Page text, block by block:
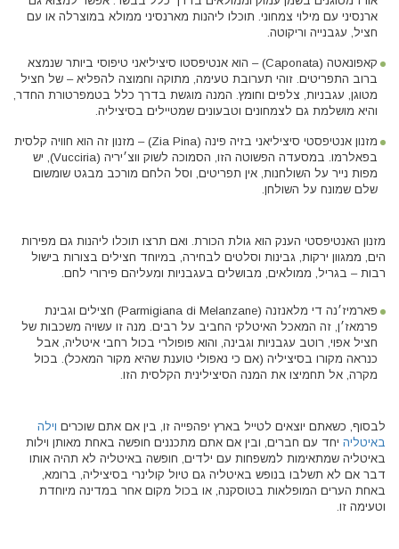
ארנסיני עם מילוי צמחוני. תוכלו ליהנות מארנסיני ממולא במוצרלה או עם
חציל, עגבנייה וריקוטה.
קאפונאטה (Caponata) – הוא אנטיפסטו סיציליאני טיפוסי ביותר שנמצא
ברוב התפריטים. זוהי תערובת טעימה, מתוקה וחמוצה להפליא – של חציל
מטוגן, עגבניות, צלפים וחומץ. המנה מוגשת בדרך כלל בטמפרטורת החדר,
והיא מושלמת גם לצמחונים וטבעונים שמטיילים בסיציליה.
מזנון אנטיפסטי סיציליאני בזיה פינה (Zia Pina) – מזנון זה הוא חוויה קלסית
בפאלרמו. במסעדה הפשוטה הזו, הסמוכה לשוק ווצ׳יריה (Vucciria), יש
מפות נייר על השולחנות, אין תפריטים, וסל הלחם מורכב מבגט שומשום
שלם שמונח על השולחן.
מזנון האנטיפסטי הענק הוא גולת הכורת. ואם תרצו תוכלו ליהנות גם מפירות
הים, ממגוון ירקות, גבינות וסלטים לבחירה, במיוחד חצילים בצורות בישול
רבות – בגריל, ממולאים, מבושלים בעגבניות ומעליהם פירורי לחם.
פארמיז׳נה די מלאנזנה (Parmigiana di Melanzane) חצילים וגבינת
פרמאז׳ן, זה המאכל האיטלקי החביב על רבים. מנה זו עשויה משכבות של
חציל אפוי, רוטב עגבניות וגבינה, והוא פופולרי בכול רחבי איטליה, אבל
כנראה מקורו בסיציליה (אם כי נאפולי טוענת שהיא מקור המאכל). בכול
מקרה, אל תחמיצו את המנה הסיצילינית הקלסית הזו.
לבסוף, כשאתם יוצאים לטייל בארץ יפהפייה זו, בין אם אתם שוכרים וילה
באיטליה יחד עם חברים, ובין אם אתם מתכננים חופשה באחת מאותן וילות
באיטליה שמתאימות למשפחות עם ילדים, חופשה באיטליה לא תהיה אותו
דבר אם לא תשלבו בנופש באיטליה גם טיול קולינרי בסיציליה, ברומא,
באחת הערים המופלאות בטוסקנה, או בכול מקום אחר במדינה מיוחדת
וטעימה זו.